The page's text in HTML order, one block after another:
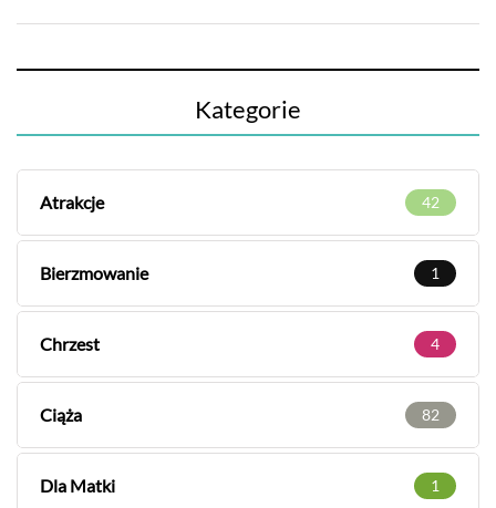
Kategorie
Atrakcje 42
Bierzmowanie 1
Chrzest 4
Ciąża 82
Dla Matki 1